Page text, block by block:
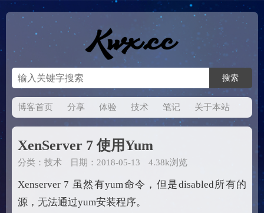
博客首页 分享 体验 技术 笔记 关于本站
XenServer 7 使用Yum
分类： 技术 日期：2018-05-13 4.38k浏览
Xenserver 7 虽然有yum命令，但是disabled所有的
源，无法通过yum安装程序。